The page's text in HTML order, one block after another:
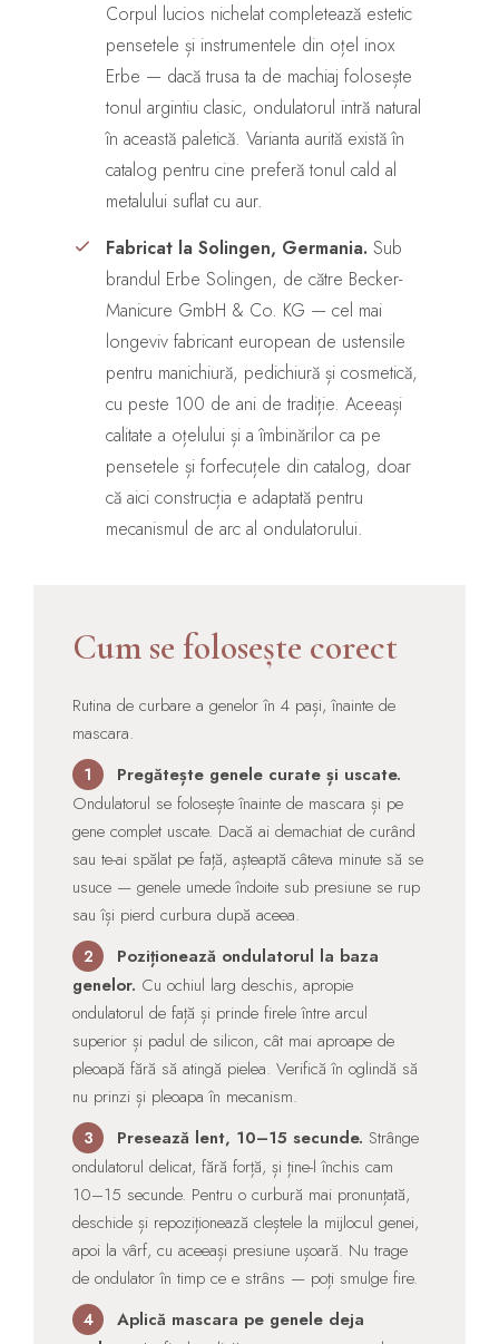
Corpul lucios nichelat completează estetic
pensetele și instrumentele din oțel inox
Erbe — dacă trusa ta de machiaj folosește
tonul argintiu clasic, ondulatorul intră natural
în această paletică. Varianta aurită există în
catalog pentru cine preferă tonul cald al
metalului suflat cu aur.
Fabricat la Solingen, Germania. Sub
brandul Erbe Solingen, de către Becker-
Manicure GmbH & Co. KG — cel mai
longeviv fabricant european de ustensile
pentru manichiură, pedichiură și cosmetică,
cu peste 100 de ani de tradiție. Aceeași
calitate a oțelului și a îmbinărilor ca pe
pensetele și forfecuțele din catalog, doar
că aici construcția e adaptată pentru
mecanismul de arc al ondulatorului.
Cum se folosește corect
Rutina de curbare a genelor în 4 pași, înainte de
mascara.
1
Pregătește genele curate și uscate.
Ondulatorul se folosește înainte de mascara și pe
gene complet uscate. Dacă ai demachiat de curând
sau te-ai spălat pe față, așteaptă câteva minute să se
usuce — genele umede îndoite sub presiune se rup
sau își pierd curbura după aceea.
2
Poziționează ondulatorul la baza
genelor. Cu ochiul larg deschis, apropie
ondulatorul de față și prinde firele între arcul
superior și padul de silicon, cât mai aproape de
pleoapă fără să atingă pielea. Verifică în oglindă să
nu prinzi și pleoapa în mecanism.
3 Presează lent, 10–15 secunde. Strânge
ondulatorul delicat, fără forță, și ține-l închis cam
10–15 secunde. Pentru o curbură mai pronunțată,
deschide și repoziționează cleștele la mijlocul genei,
apoi la vârf, cu aceeași presiune ușoară. Nu trage
de ondulator în timp ce e strâns — poți smulge fire.
4
Aplică mascara pe genele deja